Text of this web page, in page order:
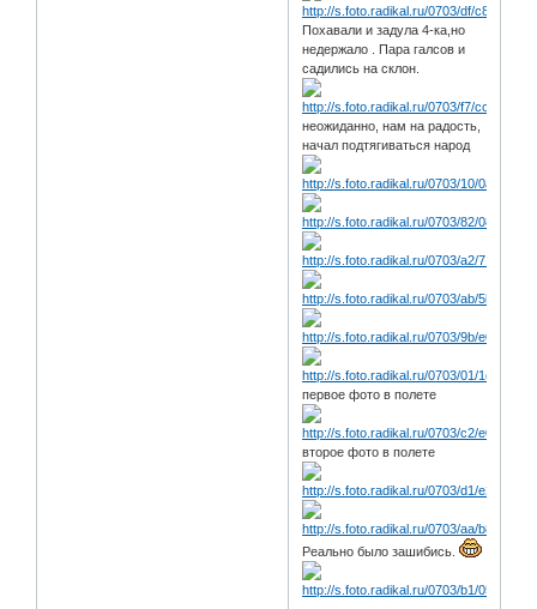
Похавали и задула 4-ка,но
недержало . Пара галсов и
садились на склон.
неожиданно, нам на радость,
начал подтягиваться народ
первое фото в полете
второе фото в полете
Реально было зашибись.